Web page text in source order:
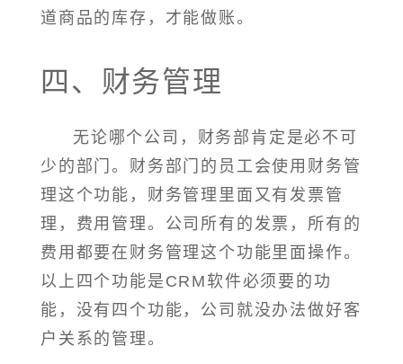
道商品的库存，才能做账。
四、财务管理
无论哪个公司，财务部肯定是必不可
少的部门。财务部门的员工会使用财务管
理这个功能，财务管理里面又有发票管
理，费用管理。公司所有的发票，所有的
费用都要在财务管理这个功能里面操作。
以上四个功能是CRM软件必须要的功
能，没有四个功能，公司就没办法做好客
户关系的管理。